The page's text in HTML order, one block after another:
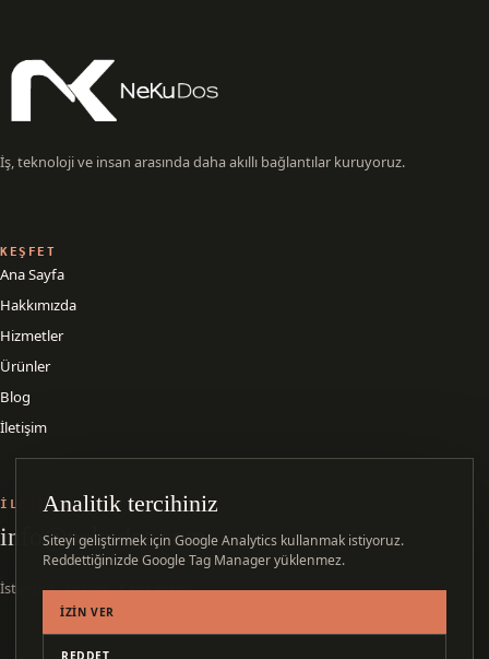
İş, teknoloji ve insan arasında daha akıllı bağlantılar kuruyoruz.
KEŞFET
Ana Sayfa
Hakkımızda
Hizmetler
Ürünler
Blog
İletişim
İLETIŞIM
info@nekudos.com
İstanbul · Ankara · Kapadokya
Analitik tercihiniz
Siteyi geliştirmek için Google Analytics kullanmak istiyoruz.
Reddettiğinizde Google Tag Manager yüklenmez.
İZIN VER
REDDET